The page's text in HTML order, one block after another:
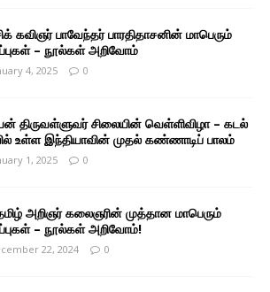
கவிஞர் பாவேந்தர் பாரதிதாசனின் மாபெரும்
– நூல்கள் அறிவோம்
4, 2025 0
திருவள்ளுவர் சிலையின் வெள்ளிவிழா – கடல்
உள்ள இந்தியாவின் முதல் கண்ணாடிப் பாலம்
1, 2025 0
அறிஞர் கலைஞரின் முத்தான மாபெரும்
– நூல்கள் அறிவோம்!
22, 2024 0